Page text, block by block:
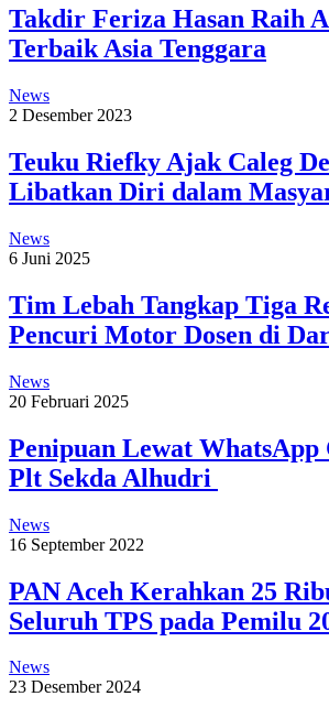
Takdir Feriza Hasan Raih
Terbaik Asia Tenggara
News
2 Desember 2023
Teuku Riefky Ajak Caleg
Libatkan Diri dalam
News
6 Juni 2025
Tim Lebah Tangkap Tiga
Pencuri Motor Dosen di
News
20 Februari 2025
Penipuan Lewat WhatsApp
Plt Sekda Alhudri
News
16 September 2022
PAN Aceh Kerahkan 25
Seluruh TPS pada Pemilu
News
23 Desember 2024